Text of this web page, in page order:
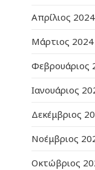
Απρίλιος 2024
Μάρτιος 2024
Φεβρουάριος
Ιανουάριος
Δεκέμβριος
Νοέμβριος
Οκτώβριος